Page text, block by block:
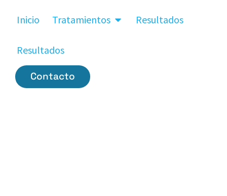
Inicio Tratamientos Resultados
Resultados
Contacto